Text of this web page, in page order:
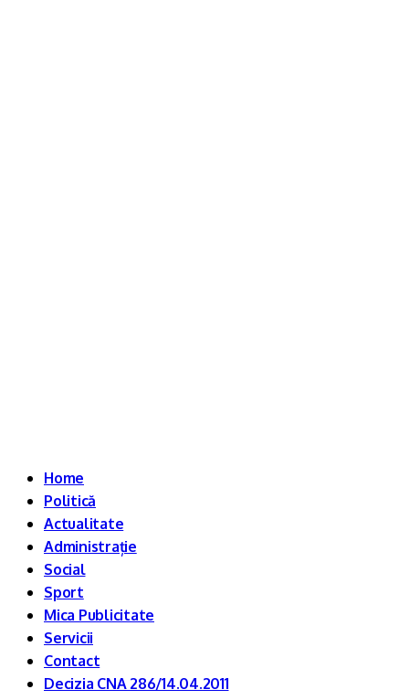
Home
Politică
Actualitate
Administrație
Social
Sport
Mica Publicitate
Servicii
Contact
Decizia CNA 286/14.04.2011